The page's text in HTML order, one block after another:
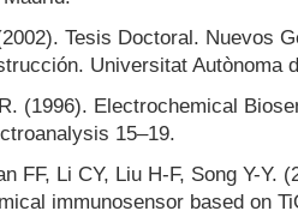
Tesis Doctoral. Nuevos
Universitat Autònoma
(1996). Electrochemical
15–19.
FF, Li CY, Liu H-F, Song Y-Y.
immunosensor based on